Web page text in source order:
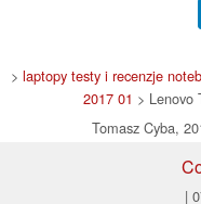
> laptopy testy i recenzje
2017 01 > Lenovo
Tomasz Cyba,
|